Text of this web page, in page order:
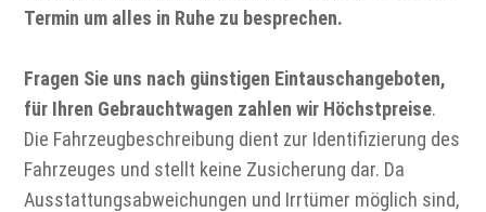
Termin um alles in Ruhe zu besprechen.
Fragen Sie uns nach günstigen Eintauschangeboten,
für Ihren Gebrauchtwagen zahlen wir Höchstpreise.
Die Fahrzeugbeschreibung dient zur Identifizierung des
Fahrzeuges und stellt keine Zusicherung dar. Da
Ausstattungsabweichungen und Irrtümer möglich sind,